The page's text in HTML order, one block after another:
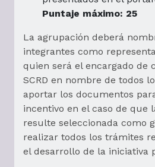
Puntaje máximo: 25
La agrupación deberá
integrantes como
quien será el encargado de
SCRD en nombre de todos
aportar los documentos
incentivo en el caso de que
resulte seleccionada como
realizar todos los trámites
el desarrollo de la iniciativa